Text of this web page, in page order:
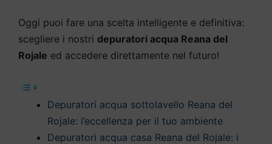
Oggi puoi fare una scelta intelligente e definitiva:
scegliere i nostri depuratori acqua Reana del
Rojale ed accedere direttamente nel futuro!
Depuratori acqua sottolavello Reana del
Rojale: l’eccellenza per il tuo ambiente
Depuratori acqua casa Reana del Rojale: i